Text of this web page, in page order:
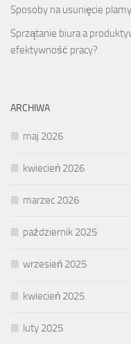
Sposoby na usunięcie
Sprzątanie biura a
efektywność pracy?
ARCHIWA
maj 2026
kwiecień 2026
marzec 2026
październik 2025
wrzesień 2025
kwiecień 2025
luty 2025